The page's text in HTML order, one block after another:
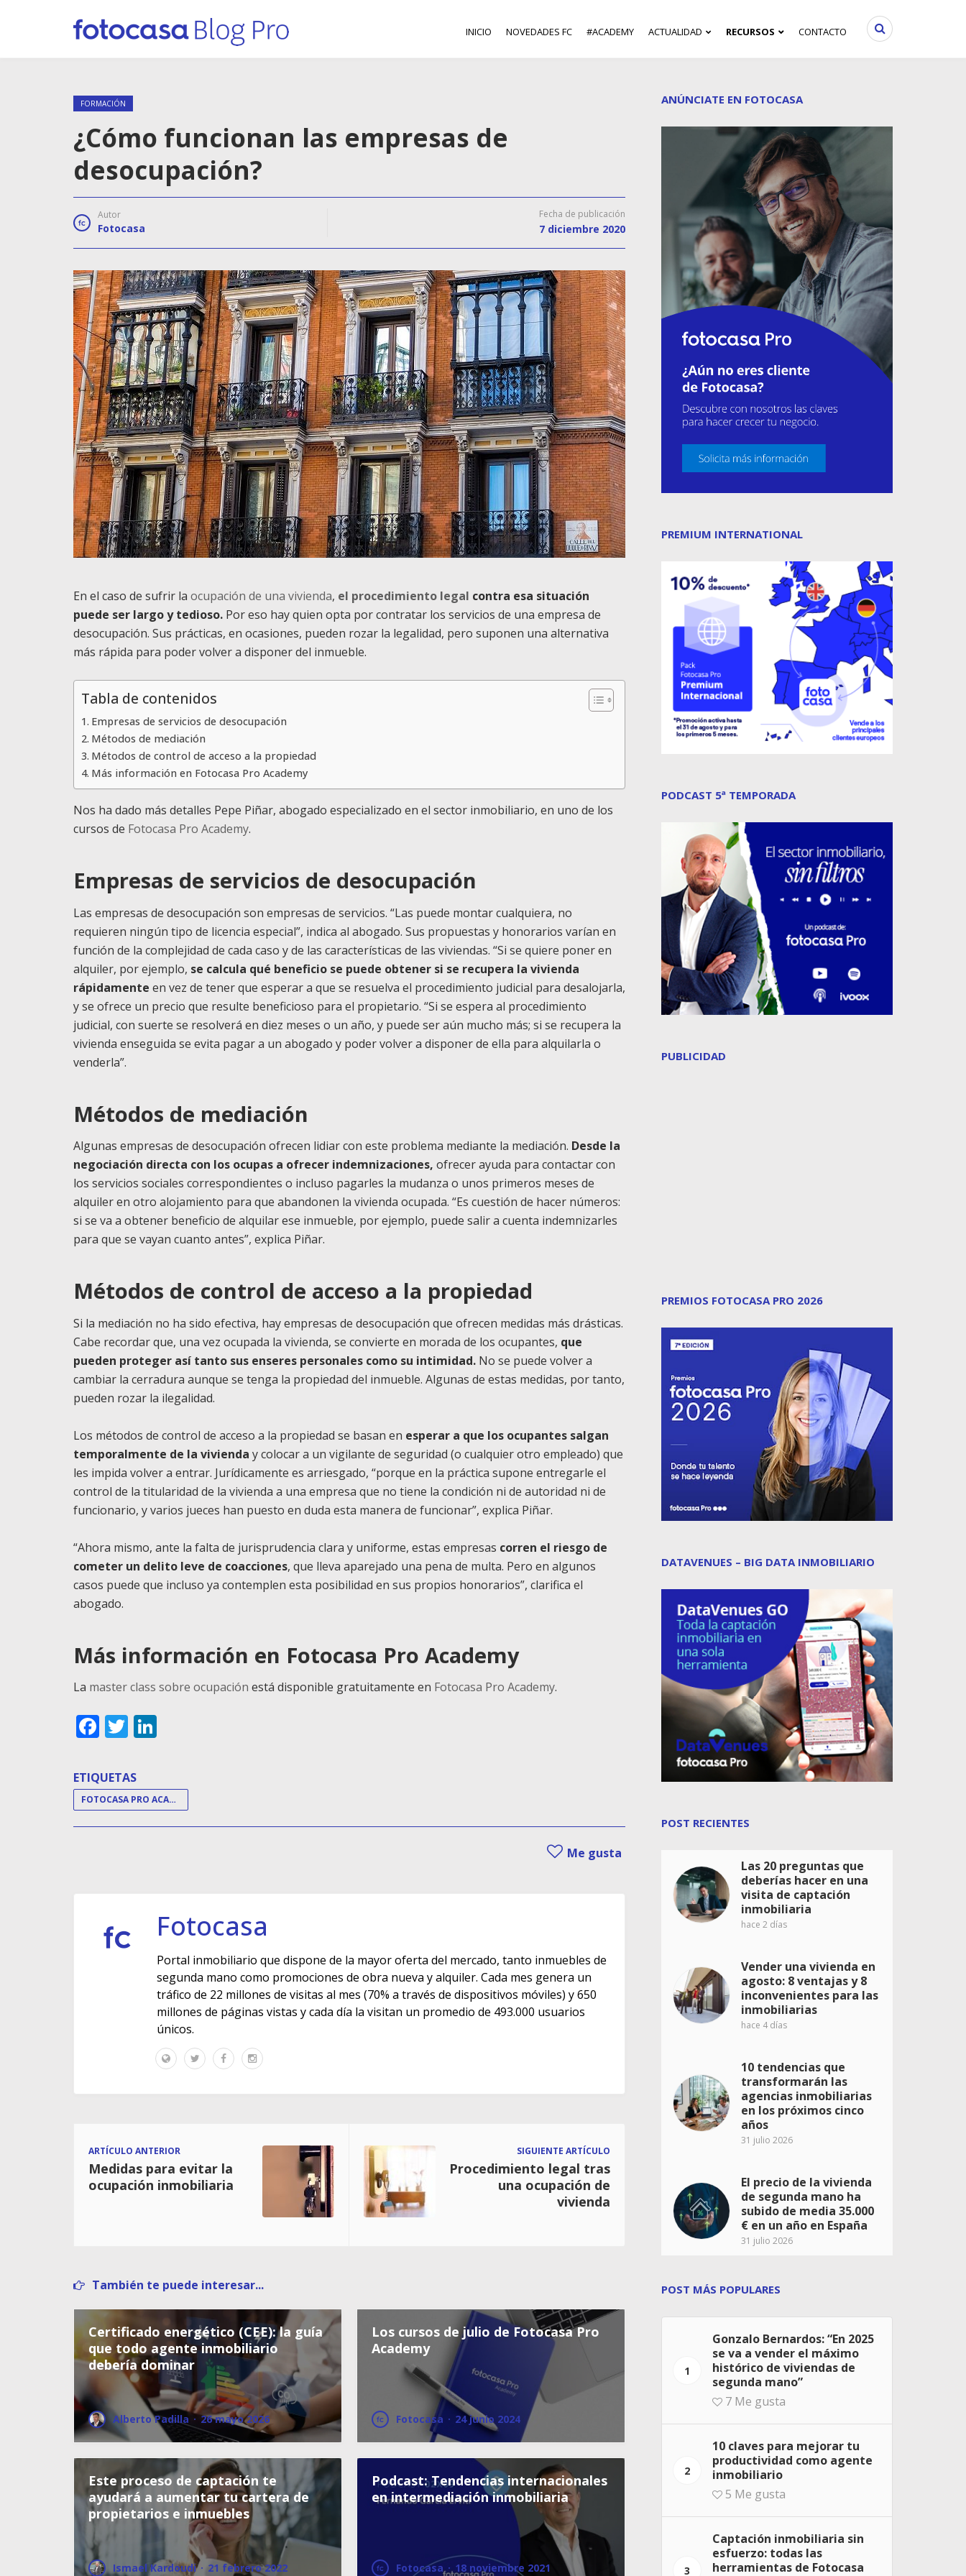
INICIO NOVEDADES FC #ACADEMY ACTUALIDAD RECURSOS CONTACTO
FORMACIÓN
¿Cómo funcionan las empresas de
desocupación?
Autor
Fotocasa
Fecha de publicación
7 diciembre 2020
En el caso de sufrir la ocupación de una vivienda, el procedimiento legal contra esa situación
puede ser largo y tedioso. Por eso hay quien opta por contratar los servicios de una empresa de
desocupación. Sus prácticas, en ocasiones, pueden rozar la legalidad, pero suponen una alternativa
más rápida para poder volver a disponer del inmueble.
Tabla de contenidos
Empresas de servicios de desocupación
Métodos de mediación
Métodos de control de acceso a la propiedad
Más información en Fotocasa Pro Academy
Nos ha dado más detalles Pepe Piñar, abogado especializado en el sector inmobiliario, en uno de los
cursos de Fotocasa Pro Academy.
Empresas de servicios de desocupación
Las empresas de desocupación son empresas de servicios. “Las puede montar cualquiera, no
requieren ningún tipo de licencia especial”, indica al abogado. Sus propuestas y honorarios varían en
función de la complejidad de cada caso y de las características de las viviendas. “Si se quiere poner en
alquiler, por ejemplo, se calcula qué beneficio se puede obtener si se recupera la vivienda
rápidamente en vez de tener que esperar a que se resuelva el procedimiento judicial para desalojarla,
y se ofrece un precio que resulte beneficioso para el propietario. “Si se espera al procedimiento
judicial, con suerte se resolverá en diez meses o un año, y puede ser aún mucho más; si se recupera la
vivienda enseguida se evita pagar a un abogado y poder volver a disponer de ella para alquilarla o
venderla”.
Métodos de mediación
Algunas empresas de desocupación ofrecen lidiar con este problema mediante la mediación. Desde la
negociación directa con los ocupas a ofrecer indemnizaciones, ofrecer ayuda para contactar con
los servicios sociales correspondientes o incluso pagarles la mudanza o unos primeros meses de
alquiler en otro alojamiento para que abandonen la vivienda ocupada. “Es cuestión de hacer números:
si se va a obtener beneficio de alquilar ese inmueble, por ejemplo, puede salir a cuenta indemnizarles
para que se vayan cuanto antes”, explica Piñar.
Métodos de control de acceso a la propiedad
Si la mediación no ha sido efectiva, hay empresas de desocupación que ofrecen medidas más drásticas.
Cabe recordar que, una vez ocupada la vivienda, se convierte en morada de los ocupantes, que
pueden proteger así tanto sus enseres personales como su intimidad. No se puede volver a
cambiar la cerradura aunque se tenga la propiedad del inmueble. Algunas de estas medidas, por tanto,
pueden rozar la ilegalidad.
Los métodos de control de acceso a la propiedad se basan en esperar a que los ocupantes salgan
temporalmente de la vivienda y colocar a un vigilante de seguridad (o cualquier otro empleado) que
les impida volver a entrar. Jurídicamente es arriesgado, “porque en la práctica supone entregarle el
control de la titularidad de la vivienda a una empresa que no tiene la condición ni de autoridad ni de
funcionario, y varios jueces han puesto en duda esta manera de funcionar”, explica Piñar.
“Ahora mismo, ante la falta de jurisprudencia clara y uniforme, estas empresas corren el riesgo de
cometer un delito leve de coacciones, que lleva aparejado una pena de multa. Pero en algunos
casos puede que incluso ya contemplen esta posibilidad en sus propios honorarios”, clarifica el
abogado.
Más información en Fotocasa Pro Academy
La master class sobre ocupación está disponible gratuitamente en Fotocasa Pro Academy.
Facebook
Twitter
ETIQUETAS
FOTOCASA PRO ACADEMY
Me gusta
Fotocasa
Portal inmobiliario que dispone de la mayor oferta del mercado, tanto inmuebles de
segunda mano como promociones de obra nueva y alquiler. Cada mes genera un
tráfico de 22 millones de visitas al mes (70% a través de dispositivos móviles) y 650
millones de páginas vistas y cada día la visitan un promedio de 493.000 usuarios
únicos.
ARTÍCULO ANTERIOR
Medidas para evitar la
ocupación inmobiliaria
SIGUIENTE ARTÍCULO
Procedimiento legal tras
una ocupación de
vivienda
También te puede interesar...
Certificado energético (CEE): la guía
que todo agente inmobiliario
debería dominar
Alberto Padilla · 26 mayo 2026
Los cursos de julio de Fotocasa Pro
Academy
Fotocasa · 24 junio 2024
Este proceso de captación te
ayudará a aumentar tu cartera de
propietarios e inmuebles
Ismael Kardoudi · 21 febrero 2022
Podcast: Tendencias internacionales
en intermediación inmobiliaria
Fotocasa · 18 noviembre 2021
ANÚNCIATE EN FOTOCASA
PREMIUM INTERNATIONAL
PODCAST 5ª TEMPORADA
PUBLICIDAD
PREMIOS FOTOCASA PRO 2026
DATAVENUES – BIG DATA INMOBILIARIO
POST RECIENTES
Las 20 preguntas que
deberías hacer en una
visita de captación
inmobiliaria
hace 2 días
Vender una vivienda en
agosto: 8 ventajas y 8
inconvenientes para las
inmobiliarias
hace 4 días
10 tendencias que
transformarán las
agencias inmobiliarias
en los próximos cinco
años
31 julio 2026
El precio de la vivienda
de segunda mano ha
subido de media 35.000
€ en un año en España
31 julio 2026
POST MÁS POPULARES
1
Gonzalo Bernardos: “En 2025
se va a vender el máximo
histórico de viviendas de
segunda mano”
7 Me gusta
2
10 claves para mejorar tu
productividad como agente
inmobiliario
5 Me gusta
3
Captación inmobiliaria sin
esfuerzo: todas las
herramientas de Fotocasa